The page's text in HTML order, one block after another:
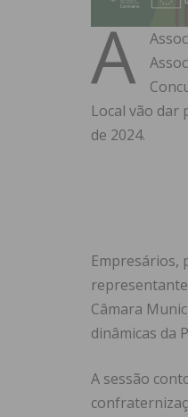
A
Local vão dar
de 2024.
Empresários,
Câmara
dinâmicas da
A sessão